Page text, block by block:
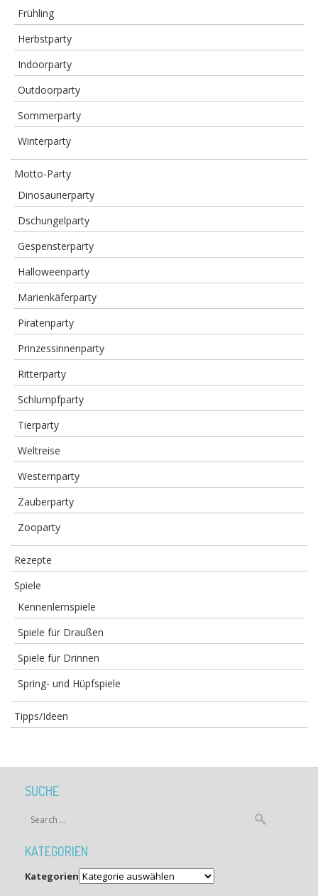
Frühling
Herbstparty
Indoorparty
Outdoorparty
Sommerparty
Winterparty
Motto-Party
Dinosaurierparty
Dschungelparty
Gespensterparty
Halloweenparty
Marienkäferparty
Piratenparty
Prinzessinnenparty
Ritterparty
Schlumpfparty
Tierparty
Weltreise
Westernparty
Zauberparty
Zooparty
Rezepte
Spiele
Kennenlernspiele
Spiele für Draußen
Spiele für Drinnen
Spring- und Hüpfspiele
Tipps/Ideen
SUCHE
KATEGORIEN
Kategorien